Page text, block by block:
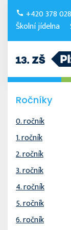
+420 378
Školní jídelna
Ročníky
0. ročník
1. ročník
2. ročník
3. ročník
4. ročník
5. ročník
6. ročník